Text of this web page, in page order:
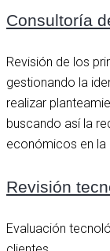
Consultoría
Revisión de los
gestionando la
realizar
buscando así la
económicos en la
Revisión
Evaluación